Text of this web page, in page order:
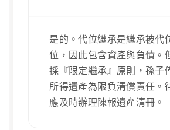
是的。代位繼承是繼承被代
位，因此包含資產與負債。
採『限定繼承』原則，孫子
所得遺產為限負清償責任。
應及時辦理陳報遺產清冊。